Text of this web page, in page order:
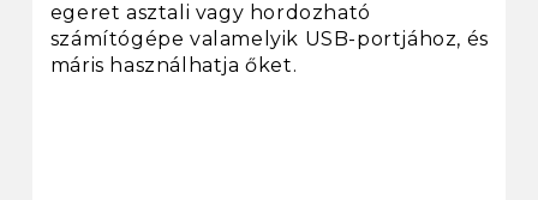
egeret asztali vagy hordozható
számítógépe valamelyik USB-portjához, és
máris használhatja őket.